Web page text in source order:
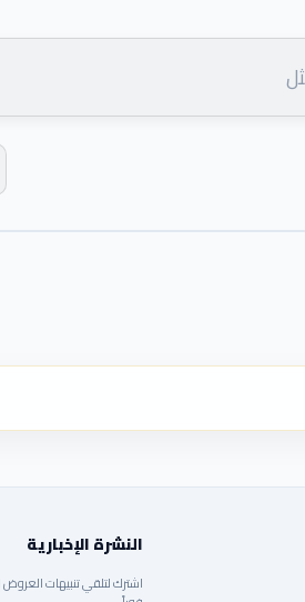
النشرة الإخبارية
اشترك لتلقي تنبيهات